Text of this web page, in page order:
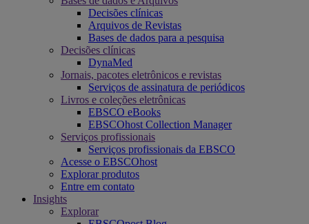
Decisões clínicas
Arquivos de Revistas
Bases de dados para a pesquisa
Decisões clínicas
DynaMed
Jornais, pacotes eletrônicos e revistas
Serviços de assinatura de periódicos
Livros e coleções eletrônicas
EBSCO eBooks
EBSCOhost Collection Manager
Serviços profissionais
Serviços profissionais da EBSCO
Acesse o EBSCOhost
Explorar produtos
Entre em contato
Insights
Explorar